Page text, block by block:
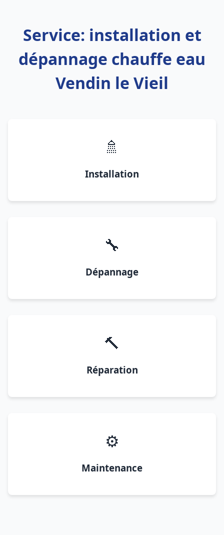
Service: installation et
dépannage chauffe eau
Vendin le Vieil
🚿
Installation
🔧
Dépannage
🔨
Réparation
⚙️
Maintenance